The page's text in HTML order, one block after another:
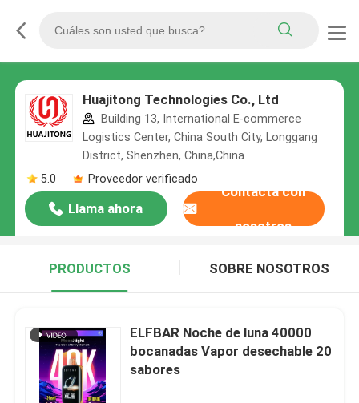
Huajitong Technologies Co., Ltd
Building 13, International E-commerce
Logistics Center, China South City, Longgang
District, Shenzhen, China,China
5.0
Proveedor verificado
Llama ahora
Contacta con
nosotros
PRODUCTOS SOBRE NOSOTROS
ELFBAR Noche de luna 40000
bocanadas Vapor desechable 20
sabores